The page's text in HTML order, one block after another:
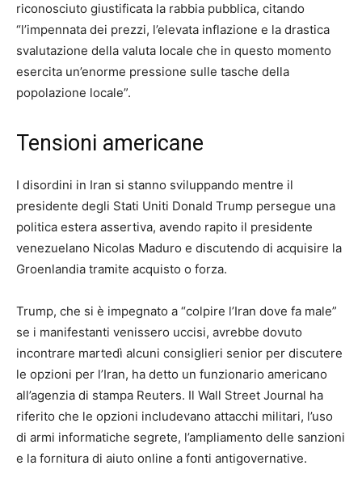
riconosciuto giustificata la rabbia pubblica, citando
“l’impennata dei prezzi, l’elevata inflazione e la drastica
svalutazione della valuta locale che in questo momento
esercita un’enorme pressione sulle tasche della
popolazione locale”.
Tensioni americane
I disordini in Iran si stanno sviluppando mentre il
presidente degli Stati Uniti Donald Trump persegue una
politica estera assertiva, avendo rapito il presidente
venezuelano Nicolas Maduro e discutendo di acquisire la
Groenlandia tramite acquisto o forza.
Trump, che si è impegnato a “colpire l’Iran dove fa male”
se i manifestanti venissero uccisi, avrebbe dovuto
incontrare martedì alcuni consiglieri senior per discutere
le opzioni per l’Iran, ha detto un funzionario americano
all’agenzia di stampa Reuters. Il Wall Street Journal ha
riferito che le opzioni includevano attacchi militari, l’uso
di armi informatiche segrete, l’ampliamento delle sanzioni
e la fornitura di aiuto online a fonti antigovernative.